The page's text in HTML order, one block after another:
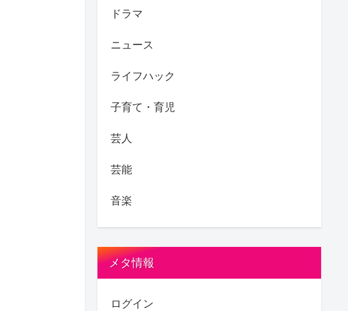
ドラマ
ニュース
ライフハック
子育て・育児
芸人
芸能
音楽
メタ情報
ログイン